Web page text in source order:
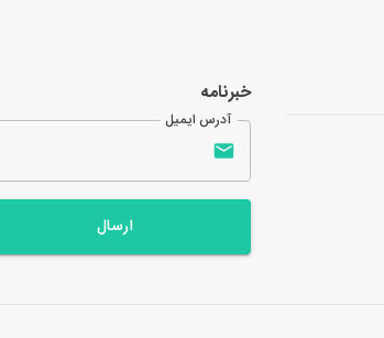
خبرنامه
آدرس ایمیل
ارسال